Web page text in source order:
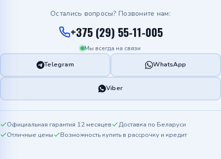
Остались вопросы? Позвоните нам:
+375 (29) 55-11-005
Мы всегда на связи
Telegram WhatsApp
Viber
Официальная гарантия 12 месяцев
Доставка по Беларуси
Отличные цены
Возможность купить в рассрочку и кредит